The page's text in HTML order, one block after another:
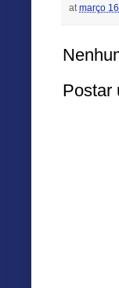
at março
Postar